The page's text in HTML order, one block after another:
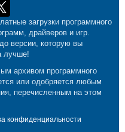
загрузки программного
драйверов и игр.
версии, которую вы
лучше!
архивом программного
или одобряется любым
перечисленным на этом
конфиденциальности